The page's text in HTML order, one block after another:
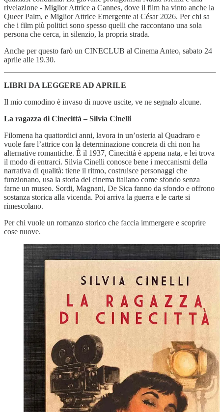
rivelazione - Miglior Attrice a Cannes, dove il film ha vinto anche la
Queer Palm, e Miglior Attrice Emergente ai César 2026. Per chi sa
che i film più politici sono spesso quelli che raccontano una sola
persona che cerca, in silenzio, la propria strada.
Anche per questo farò un CINECLUB al Cinema Anteo, sabato 24
aprile alle 19.30.
LIBRI DA LEGGERE AD APRILE
Il mio comodino è invaso di nuove uscite, ve ne segnalo alcune.
La ragazza di Cinecittà – Silvia Cinelli
Filomena ha quattordici anni, lavora in un’osteria al Quadraro e
vuole fare l’attrice con la determinazione concreta di chi non ha
alternative romantiche. È il 1937, Cinecittà è appena nata, e lei trova
il modo di entrarci. Silvia Cinelli conosce bene i meccanismi della
narrativa di qualità: tiene il ritmo, costruisce personaggi che
funzionano, usa la storia del cinema italiano come sfondo senza
farne un museo. Sordi, Magnani, De Sica fanno da sfondo e offrono
sostanza storica alla vicenda. Poi arriva la guerra e le carte si
rimescolano.
Per chi vuole un romanzo storico che faccia immergere e scoprire
cose nuove.